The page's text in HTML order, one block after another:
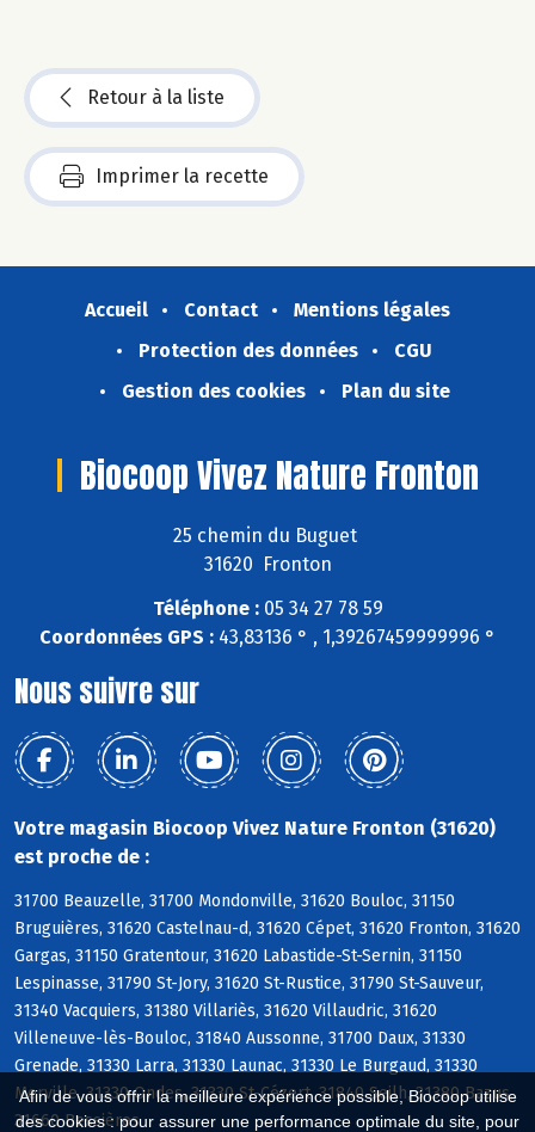
Afin de vous offrir la meilleure expérience possible, Biocoop utilise
des cookies : pour assurer une performance optimale du site, pour
Retour à la liste
Imprimer la recette
Accueil Contact
Mentions légales
Protection des données
CGU
Gestion des cookies
Plan du site
Biocoop Vivez Nature Fronton
25 chemin du Buguet
31620 Fronton
Téléphone :05 34 27 78 59
Coordonnées GPS : 43,83136 ° , 1,39267459999996 °
Nous suivre sur
Votre magasin Biocoop Vivez Nature Fronton (31620)
est proche de :
31700 Beauzelle, 31700 Mondonville, 31620 Bouloc, 31150
Bruguières, 31620 Castelnau-d, 31620 Cépet, 31620 Fronton, 31620
Gargas, 31150 Gratentour, 31620 Labastide-St-Sernin, 31150
Lespinasse, 31790 St-Jory, 31620 St-Rustice, 31790 St-Sauveur,
31340 Vacquiers, 31380 Villariès, 31620 Villaudric, 31620
Villeneuve-lès-Bouloc, 31840 Aussonne, 31700 Daux, 31330
Grenade, 31330 Larra, 31330 Launac, 31330 Le Burgaud, 31330
Merville, 31330 Ondes, 31330 St-Cézert, 31840 Seilh, 31380 Bazus,
31660 Bessières